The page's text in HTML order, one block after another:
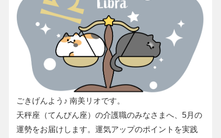
ごきげんよう♪ 南美リオです。
天秤座（てんびん座）の介護職のみなさまへ、5月の
運勢をお届けします。運気アップのポイントを実践